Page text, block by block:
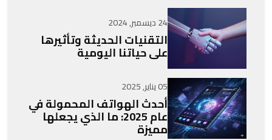
24 ديسمبر, 2024
التقنيات الحديثة وتأثيرها
على حياتنا اليومية
05 يناير, 2025
أحدث الهواتف المحمولة في
عام 2025: ما الذي يجعلها
مميزة